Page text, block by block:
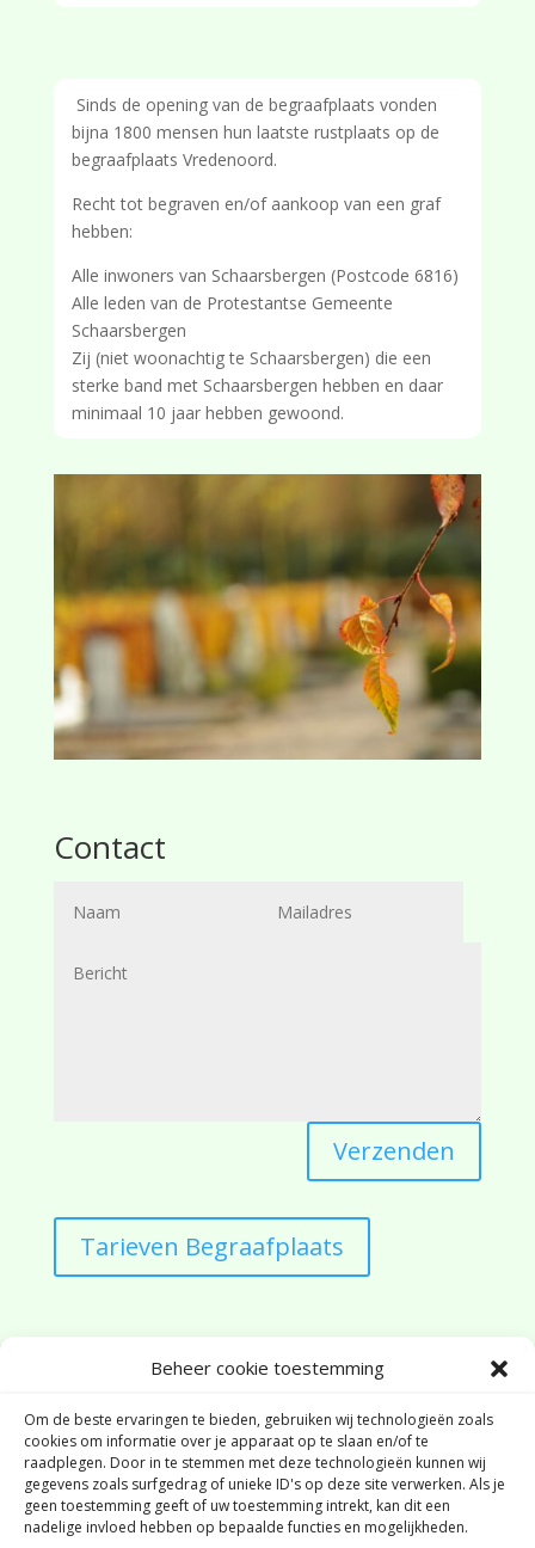
Beheer cookie toestemming
Om de beste ervaringen te bieden, gebruiken wij technologieën zoals
cookies om informatie over je apparaat op te slaan en/of te
raadplegen. Door in te stemmen met deze technologieën kunnen wij
gegevens zoals surfgedrag of unieke ID's op deze site verwerken. Als je
geen toestemming geeft of uw toestemming intrekt, kan dit een
nadelige invloed hebben op bepaalde functies en mogelijkheden.
Sinds de opening van de begraafplaats vonden
bijna 1800 mensen hun laatste rustplaats op de
begraafplaats Vredenoord.
Recht tot begraven en/of aankoop van een graf
hebben:
Alle inwoners van Schaarsbergen (Postcode 6816)
Alle leden van de Protestantse Gemeente
Schaarsbergen
Zij (niet woonachtig te Schaarsbergen) die een
sterke band met Schaarsbergen hebben en daar
minimaal 10 jaar hebben gewoond.
Contact
Verzenden
Tarieven Begraafplaats
Dorpskerk Schaarsbergen
Kemperbergerweg 806
6816RX Arnhem